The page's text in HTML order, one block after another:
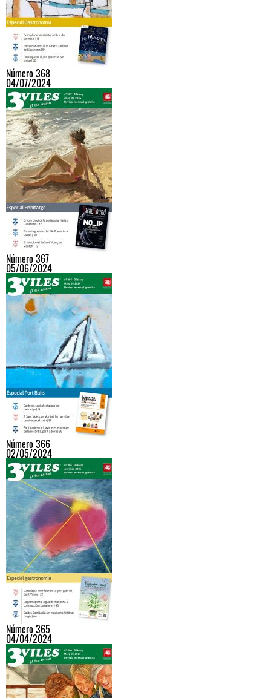
Número 368
04/07/2024
Número 367
05/06/2024
Número 366
02/05/2024
Número 365
04/04/2024